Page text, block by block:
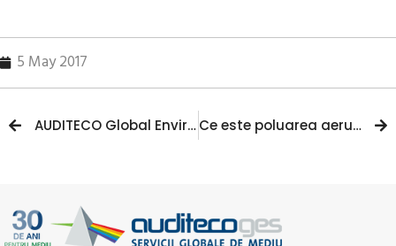
5 May 2017
AUDITECO Global Environmental Services, membru al IEMA Ce este poluarea aerului si cum ne afecteaza?